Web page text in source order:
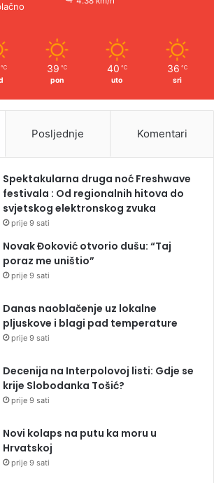
℃ 39 ℃
pon
40 ℃
uto
36 ℃
sri
Posljednje Komentari
Spektakularna druga noć Freshwave
festivala : Od regionalnih hitova do
svjetskog elektronskog zvuka
prije 9 sati
Novak Đoković otvorio dušu: “Taj
poraz me uništio”
prije 9 sati
Danas naoblačenje uz lokalne
pljuskove i blagi pad temperature
prije 9 sati
Decenija na Interpolovoj listi: Gdje se
krije Slobodanka Tošić?
prije 9 sati
Novi kolaps na putu ka moru u
Hrvatskoj
prije 9 sati